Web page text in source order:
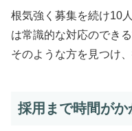
根気強く募集を続け10
は常識的な対応のできる
そのような方を見つけ
採用まで時間がか